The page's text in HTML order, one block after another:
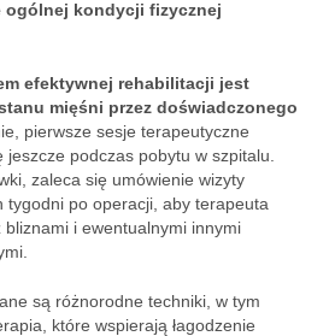
ogólnej kondycji fizycznej
efektywnej rehabilitacji jest
mięśni przez doświadczonego
pierwsze sesje terapeutyczne
podczas pobytu w szpitalu.
zaleca się umówienie wizyty
tygodni po operacji, aby terapeuta
bliznami i ewentualnymi innymi
są różnorodne techniki, w tym
które wspierają łagodzenie